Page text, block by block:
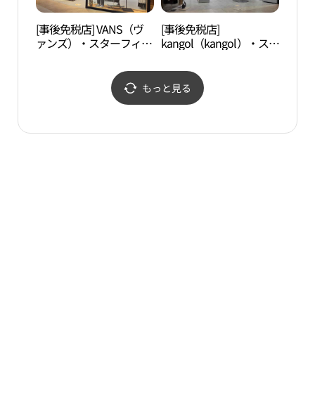
[事後免税店] VANS（ヴ
ァンズ）・スターフィー
(반스 스타필드 고양점)
[事後免税店]
kangol（kangol）・スタ
陽）店(캉골 스타필드 고
양점)
もっと見る